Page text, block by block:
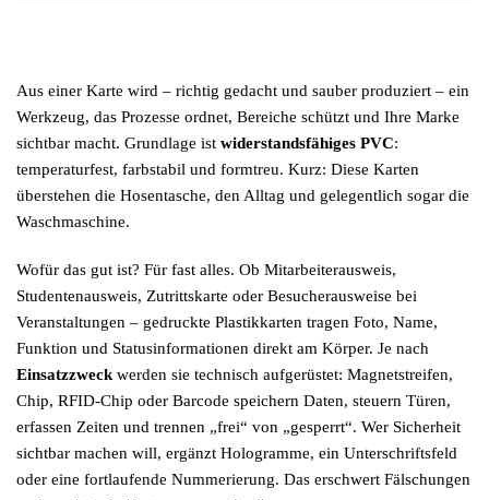
Aus einer Karte wird – richtig gedacht und sauber produziert – ein
Werkzeug, das Prozesse ordnet, Bereiche schützt und Ihre Marke
sichtbar macht. Grundlage ist widerstandsfähiges PVC:
temperaturfest, farbstabil und formtreu. Kurz: Diese Karten
überstehen die Hosentasche, den Alltag und gelegentlich sogar die
Waschmaschine.
Wofür das gut ist? Für fast alles. Ob Mitarbeiterausweis,
Studentenausweis, Zutrittskarte oder Besucherausweise bei
Veranstaltungen – gedruckte Plastikkarten tragen Foto, Name,
Funktion und Statusinformationen direkt am Körper. Je nach
Einsatzzweck werden sie technisch aufgerüstet: Magnetstreifen,
Chip, RFID-Chip oder Barcode speichern Daten, steuern Türen,
erfassen Zeiten und trennen „frei“ von „gesperrt“. Wer Sicherheit
sichtbar machen will, ergänzt Hologramme, ein Unterschriftsfeld
oder eine fortlaufende Nummerierung. Das erschwert Fälschungen